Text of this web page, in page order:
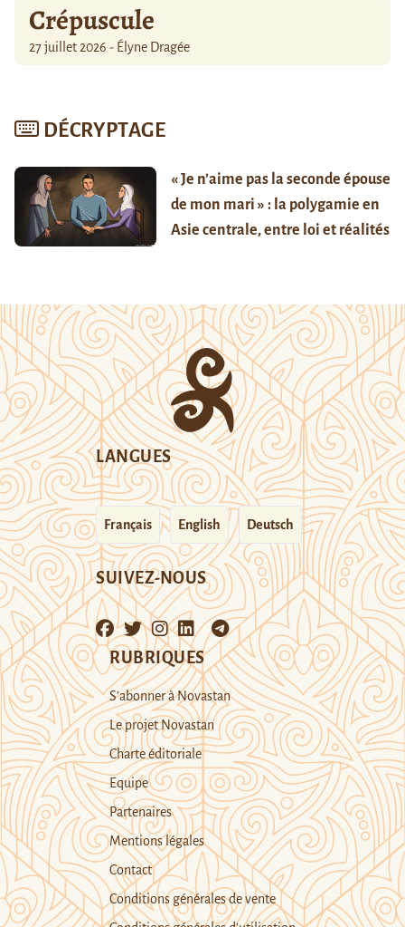
Crépuscule
27 juillet 2026 - Élyne Dragée
DÉCRYPTAGE
« Je n’aime pas la seconde épouse
de mon mari » : la polygamie en
Asie centrale, entre loi et réalités
LANGUES
Français English Deutsch
SUIVEZ-NOUS
RUBRIQUES
S’abonner à Novastan
Le projet Novastan
Charte éditoriale
Equipe
Partenaires
Mentions légales
Contact
Conditions générales de vente